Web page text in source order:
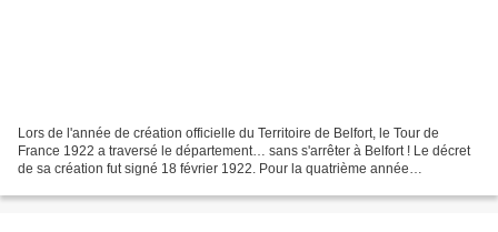
Lors de l'année de création officielle du Territoire de Belfort, le Tour de
France 1922 a traversé le département… sans s'arrêter à Belfort ! Le décret
de sa création fut signé 18 février 1922. Pour la quatrième année